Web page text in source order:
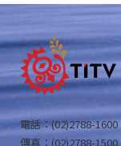
電話：(02)2788-1600
傳真：(02)2788-1500